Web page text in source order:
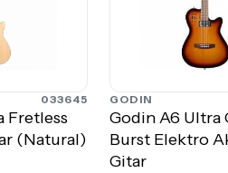
033645
Fretless
(Natural)
GODIN
Godin A6 Ultra
Burst Elektro
Gitar